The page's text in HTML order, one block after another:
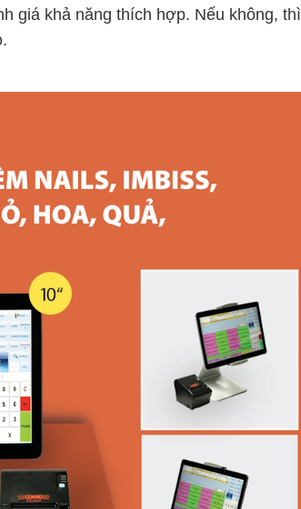
giá khả năng thích hợp. Nếu không, thì